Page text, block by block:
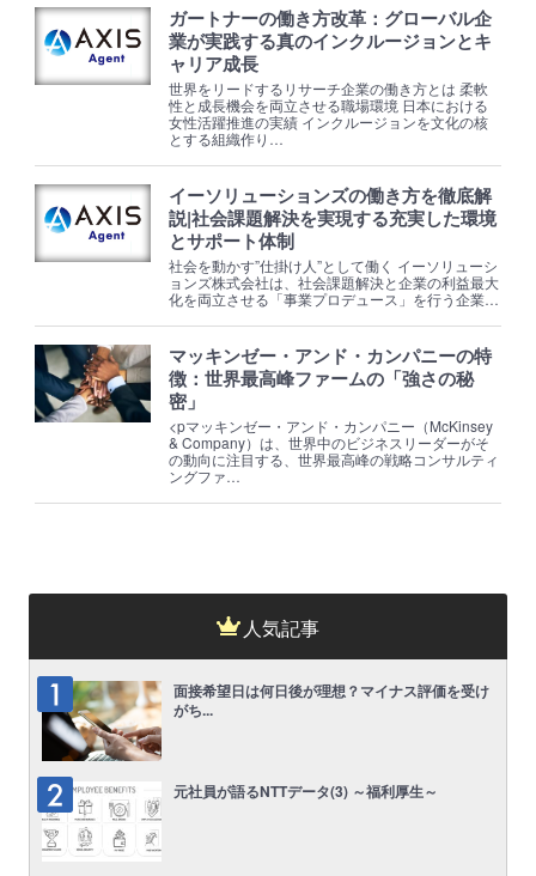
ガートナーの働き方改革：グローバル企
業が実践する真のインクルージョンとキ
ャリア成長
世界をリードするリサーチ企業の働き方とは 柔軟
性と成長機会を両立させる職場環境 日本における
女性活躍推進の実績 インクルージョンを文化の核
とする組織作り…
イーソリューションズの働き方を徹底解
説|社会課題解決を実現する充実した環境
とサポート体制
社会を動かす”仕掛け人”として働く イーソリューシ
ョンズ株式会社は、社会課題解決と企業の利益最大
化を両立させる「事業プロデュース」を行う企業…
マッキンゼー・アンド・カンパニーの特
徴：世界最高峰ファームの「強さの秘
密」
<pマッキンゼー・アンド・カンパニー（McKinsey
& Company）は、世界中のビジネスリーダーがそ
の動向に注目する、世界最高峰の戦略コンサルティ
ングファ…
人気記事
面接希望日は何日後が理想？マイナス評価を受け
がち...
元社員が語るNTTデータ(3) ～福利厚生～